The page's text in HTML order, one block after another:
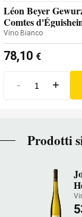
Léon Beyer
Comtes
Vino Bianco
78,10 €
- +
Prodotti